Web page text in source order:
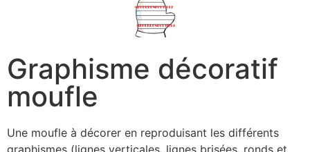
Graphisme décoratif
moufle
Une moufle à décorer en reproduisant les différents
graphismes (lignes verticales, lignes brisées, ronds et